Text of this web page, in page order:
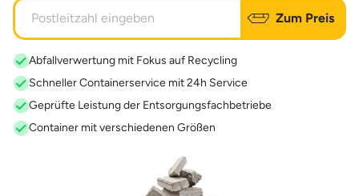
Zum Preis
Abfallverwertung mit Fokus auf Recycling
Schneller Containerservice mit 24h Service
Geprüfte Leistung der Entsorgungsfachbetriebe
Container mit verschiedenen Größen